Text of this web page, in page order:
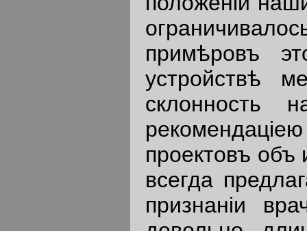
примѣровъ
устройствѣ
склонность
проектовъ объ
всегда
признанiи